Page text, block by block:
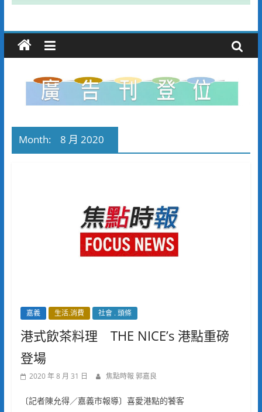
Month: 8 月 2020
嘉義 生活.消費 社會 . 頭條
港式飲茶料理 THE NICE’s 港點重磅
登場
2020 年 8 月 31 日 焦點時報 郭嘉良
〔記者陳允得／嘉義市報導〕喜愛港點的饕客